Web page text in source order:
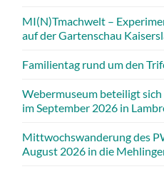
MI(N)Tmachwelt –
auf der Gartenschau
Familientag rund um den
Webermuseum beteiligt sich
im September 2026 in
Mittwochswanderung des
August 2026 in die